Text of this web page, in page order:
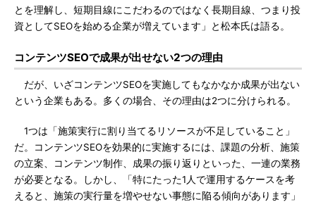
とを理解し、短期目線にこだわるのではなく長期目線、つまり投
資としてSEOを始める企業が増えています」と松本氏は語る。
コンテンツSEOで成果が出せない2つの理由
だが、いざコンテンツSEOを実施してもなかなか成果が出ない
という企業もある。多くの場合、その理由は2つに分けられる。
1つは「施策実行に割り当てるリソースが不足していること」
だ。コンテンツSEOを効果的に実施するには、課題の分析、施策
の立案、コンテンツ制作、成果の振り返りといった、一連の業務
が必要となる。しかし、「特にたった1人で運用するケースを考
えると、施策の実行量を増やせない事態に陥る傾向があります」